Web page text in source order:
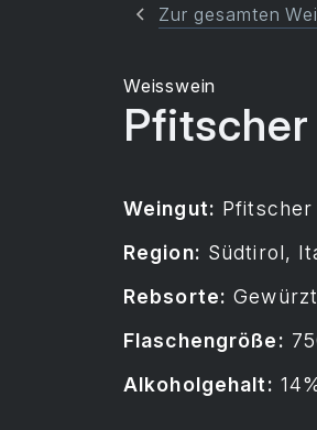
Zur gesamten
Weisswein
Weingut: Pfitscher
Region: Südtirol,
Rebsorte:
Flaschengröße:
Alkoholgehalt: